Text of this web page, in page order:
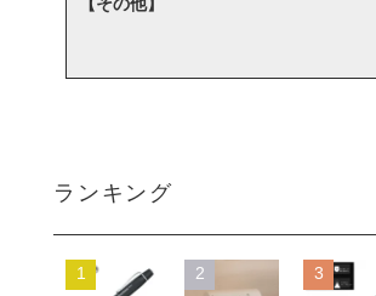
ランキング
1 2 3